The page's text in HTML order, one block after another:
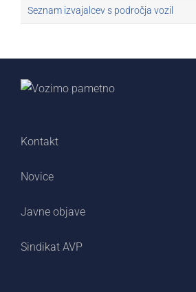
Seznam izvajalcev s področja vozil
Kontakt
Novice
Javne objave
Sindikat AVP